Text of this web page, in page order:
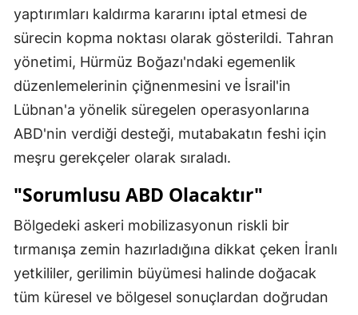
yaptırımları kaldırma kararını iptal etmesi de
sürecin kopma noktası olarak gösterildi. Tahran
yönetimi, Hürmüz Boğazı'ndaki egemenlik
düzenlemelerinin çiğnenmesini ve İsrail'in
Lübnan'a yönelik süregelen operasyonlarına
ABD'nin verdiği desteği, mutabakatın feshi için
meşru gerekçeler olarak sıraladı.
"Sorumlusu ABD Olacaktır"
Bölgedeki askeri mobilizasyonun riskli bir
tırmanışa zemin hazırladığına dikkat çeken İranlı
yetkililer, gerilimin büyümesi halinde doğacak
tüm küresel ve bölgesel sonuçlardan doğrudan